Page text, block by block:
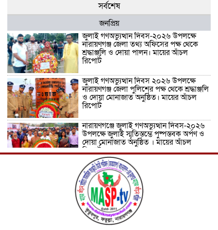
সর্বশেষ
জনপ্রিয়
জুলাই গণঅভ্যুত্থান দিবস-২০২৬ উপলক্ষে
নারায়ণগঞ্জ জেলা তথ্য অফিসের পক্ষ থেকে
শ্রদ্ধাঞ্জলি ও দোয়া পালন। মায়ের আঁচল
রিপোর্ট
জুলাই গণঅভ্যুত্থান দিবস ২০২৬ উপলক্ষে
নারায়ণগঞ্জ জেলা পুলিশের পক্ষ থেকে শ্রদ্ধাঞ্জলি
ও দোয়া মোনাজাত অনুষ্ঠিত। মায়ের আঁচল
রিপোর্ট
নারায়ণগঞ্জে জুলাই গণঅভ্যুত্থান দিবস-২০২৬
উপলক্ষে জুলাই স্মৃতিস্তম্ভে পুষ্পস্তবক অর্পণ ও
দোয়া মোনাজাত অনুষ্ঠিত । মায়ের আঁচল
রিপোর্ট
ICJ Global Media Group LLC and
SAARC Journalist Forum Sign
Strategic MoU to Strengthen Global
Journalism Cooperation/ आईसीजे
ग्लोबल मीडिया ग्रुप एलएलसी और सार्क
पत्रकार फोरम वैश्विक पत्रकारिता सहयोग को मजबूत करने के लिए
रणनीतिक समझौता ज्ञापन पर हस्ताक्षर करते हैं